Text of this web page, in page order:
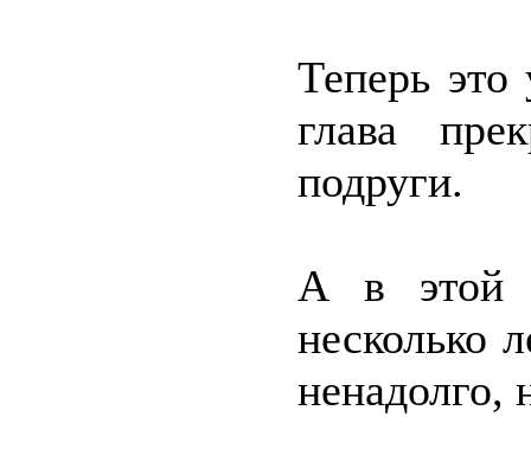
Теперь
глава
подруги.
А в этой
несколько
ненадолго,